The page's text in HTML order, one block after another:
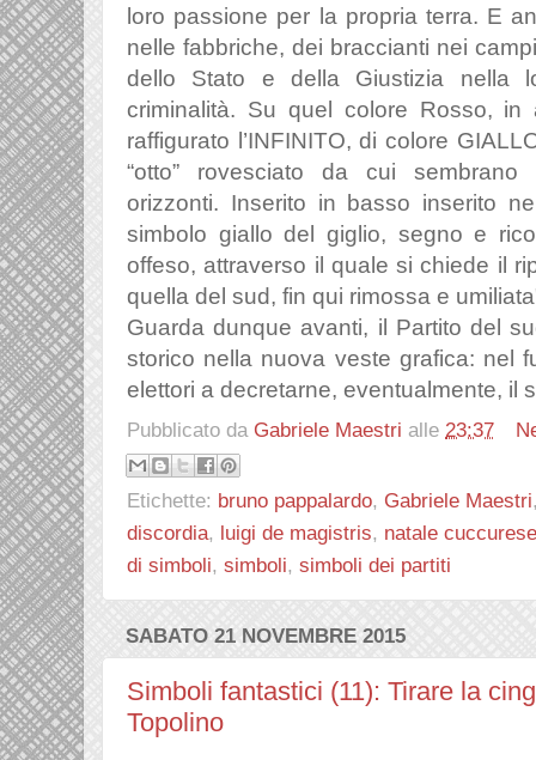
loro passione per la propria terra. E
nelle fabbriche, dei braccianti nei
dello Stato e della Giustizia nella
criminalità. Su quel colore Rosso, in
raffigurato l’INFINITO, di colore
“otto” rovesciato da cui
orizzonti. Inserito in basso inserito
simbolo giallo del giglio, segno e
offeso, attraverso il quale si chiede il
quella del sud, fin qui rimossa e
Guarda dunque avanti, il Partito del
storico nella nuova veste grafica: nel
elettori a decretarne, eventualmente, il
Pubblicato da Gabriele Maestri alle 23:37
Etichette: bruno pappalardo, Gabriele Maestri
discordia, luigi de magistris, natale cuccurese
di simboli, simboli, simboli dei partiti
SABATO 21 NOVEMBRE 2015
Simboli fantastici (11): Tirare la
Topolino